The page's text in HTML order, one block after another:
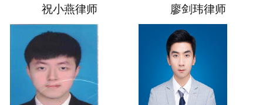
祝小燕律师 廖剑玮律师